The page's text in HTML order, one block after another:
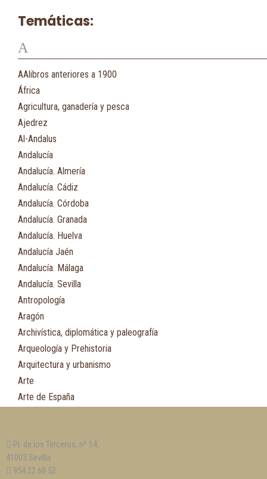
Temáticas:
A
AAlibros anteriores a 1900
África
Agricultura, ganadería y pesca
Ajedrez
Al-Andalus
Andalucía
Andalucía. Almería
Andalucía. Cádiz
Andalucía. Córdoba
Andalucía. Granada
Andalucía. Huelva
Andalucía Jaén
Andalucía. Málaga
Andalucía. Sevilla
Antropología
Aragón
Archivística, diplomática y paleografía
Arqueología y Prehistoria
Arquitectura y urbanismo
Arte
Arte de España
Asturias
Automovilismo, ciclismo y Motociclismo
Pl. de los Terceros, nº 14,
41003 Sevilla
954 22 60 52